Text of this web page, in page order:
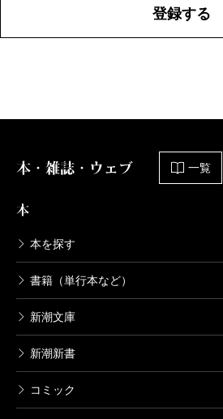
登録する
本・雑誌・ウェブ 一覧
本
本を探す
書籍（単行本など）
新潮文庫
新潮新書
コミック